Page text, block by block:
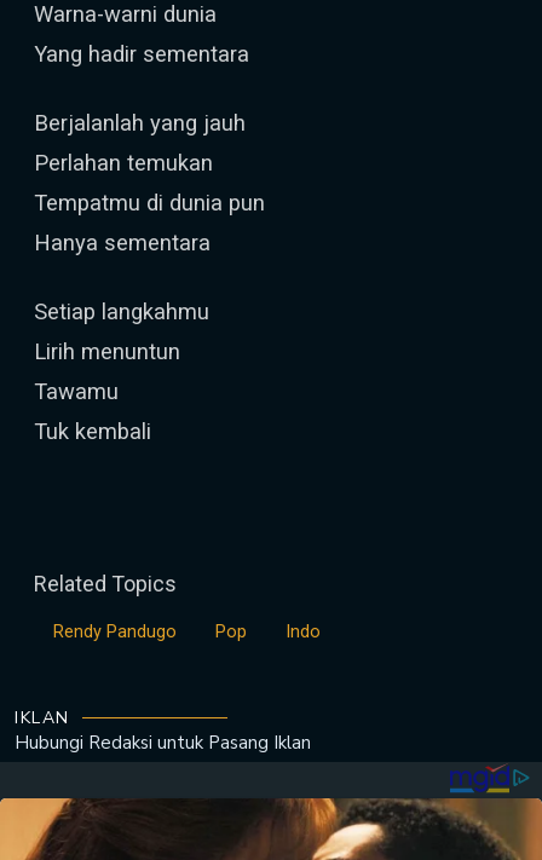
Warna-warni dunia
Yang hadir sementara
Berjalanlah yang jauh
Perlahan temukan
Tempatmu di dunia pun
Hanya sementara
Setiap langkahmu
Lirih menuntun
Tawamu
Tuk kembali
Related Topics
Rendy Pandugo Pop Indo
IKLAN
Hubungi Redaksi untuk Pasang Iklan